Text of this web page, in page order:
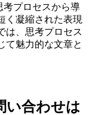
考プロセスから導
く凝縮された表現
は、思考プロセス
て魅力的な文章と
い合わせは